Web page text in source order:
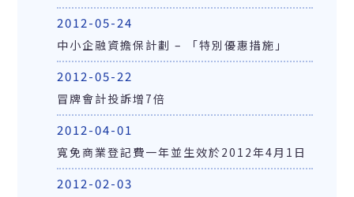
2012-05-24
中小企融資擔保計劃 – 「特別優惠措施」
2012-05-22
冒牌會計投訴增7倍
2012-04-01
寬免商業登記費一年並生效於2012年4月1日
2012-02-03